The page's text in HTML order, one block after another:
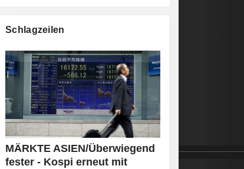
Schlagzeilen
MÄRKTE ASIEN/Überwiegend
fester - Kospi erneut mit